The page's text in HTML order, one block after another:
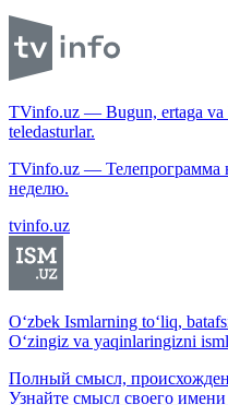
TVinfo.uz — Bugun, ertaga va
teledasturlar.
TVinfo.uz — Телепрограмма
неделю.
tvinfo.uz
O‘zbek Ismlarning to‘liq,
O‘zingiz va yaqinlaringizni
Полный смысл,
Узнайте смысл своего